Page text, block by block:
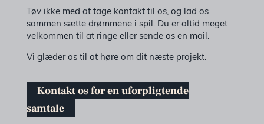
Tøv ikke med at tage kontakt til os, og lad os
sammen sætte drømmene i spil. Du er altid meget
velkommen til at ringe eller sende os en mail.
Vi glæder os til at høre om dit næste projekt.
Kontakt os for en uforpligtende
samtale